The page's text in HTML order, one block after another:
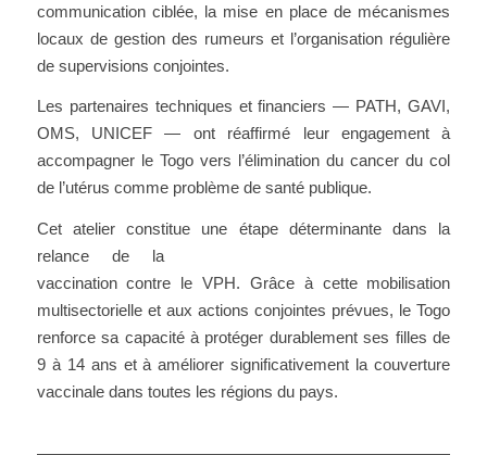
communication ciblée, la mise en place de mécanismes
locaux de gestion des rumeurs et l’organisation régulière
de supervisions conjointes.
Les partenaires techniques et financiers — PATH, GAVI,
OMS, UNICEF — ont réaffirmé leur engagement à
accompagner le Togo vers l’élimination du cancer du col
de l’utérus comme problème de santé publique.
Cet atelier constitue une étape déterminante dans la
relance de la
vaccination contre le VPH. Grâce à cette mobilisation
multisectorielle et aux actions conjointes prévues, le Togo
renforce sa capacité à protéger durablement ses filles de
9 à 14 ans et à améliorer significativement la couverture
vaccinale dans toutes les régions du pays.